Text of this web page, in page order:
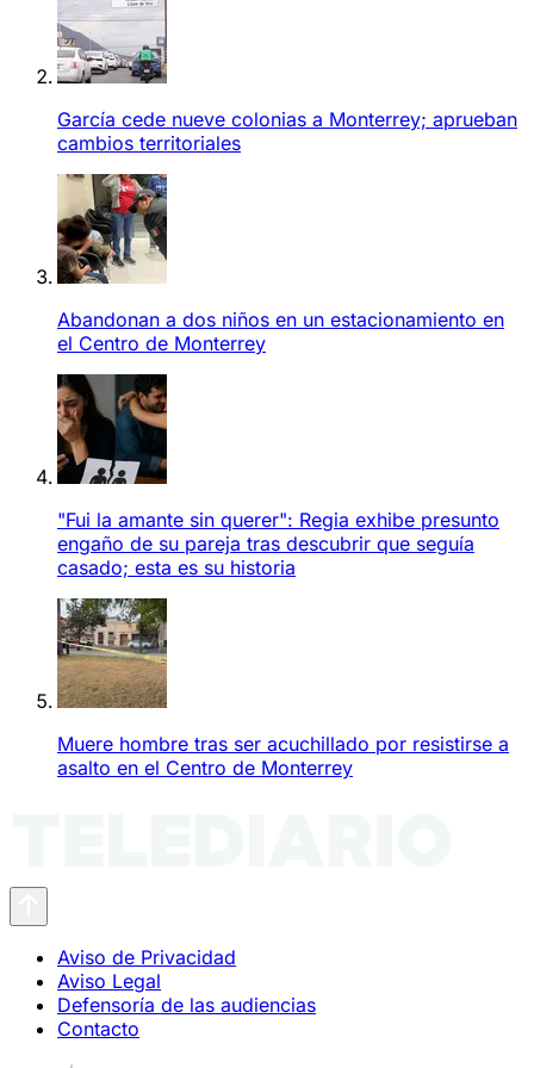
García cede nueve colonias a Monterrey; aprueban
cambios territoriales
Abandonan a dos niños en un estacionamiento en
el Centro de Monterrey
"Fui la amante sin querer": Regia exhibe presunto
engaño de su pareja tras descubrir que seguía
casado; esta es su historia
Muere hombre tras ser acuchillado por resistirse a
asalto en el Centro de Monterrey
Aviso de Privacidad
Aviso Legal
Defensoría de las audiencias
Contacto